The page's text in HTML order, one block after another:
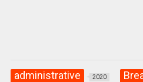
administrative 2020